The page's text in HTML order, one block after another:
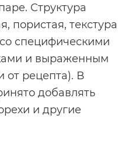
Структура
пористая, текстура
специфическими
и выраженным
от рецепта). В
добавлять
и другие